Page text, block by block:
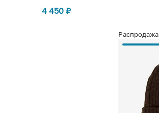
4 450 ₽
Распродажа